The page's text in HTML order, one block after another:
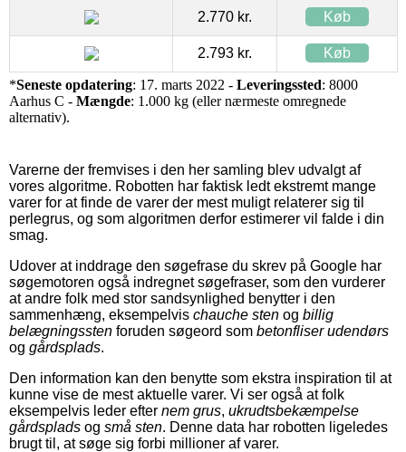
2.770 kr. Køb
2.793 kr. Køb
*Seneste opdatering: 17. marts 2022 - Leveringssted: 8000
Aarhus C - Mængde: 1.000 kg (eller nærmeste omregnede
alternativ).
Varerne der fremvises i den her samling blev udvalgt af
vores algoritme. Robotten har faktisk ledt ekstremt mange
varer for at finde de varer der mest muligt relaterer sig til
perlegrus, og som algoritmen derfor estimerer vil falde i din
smag.
Udover at inddrage den søgefrase du skrev på Google har
søgemotoren også indregnet søgefraser, som den vurderer
at andre folk med stor sandsynlighed benytter i den
sammenhæng, eksempelvis chauche sten og billig
belægningssten foruden søgeord som betonfliser udendørs
og gårdsplads.
Den information kan den benytte som ekstra inspiration til at
kunne vise de mest aktuelle varer. Vi ser også at folk
eksempelvis leder efter nem grus, ukrudtsbekæmpelse
gårdsplads og små sten. Denne data har robotten ligeledes
brugt til, at søge sig forbi millioner af varer.